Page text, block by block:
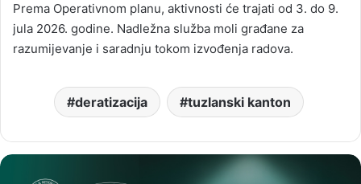
Prema Operativnom planu, aktivnosti će trajati od 3. do 9.
jula 2026. godine. Nadležna služba moli građane za
razumijevanje i saradnju tokom izvođenja radova.
deratizacija tuzlanski kanton